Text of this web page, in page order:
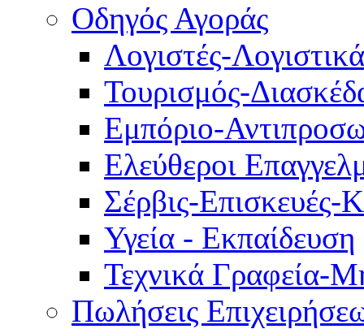
Οδηγός Αγοράς
Λογιστές-
Τουρισμός-
Εμπόριο-
Ελεύθεροι
Σέρβις-Επισκευές-
Υγεία - Εκπαίδευση
Τεχνικά Γραφεία-
Πωλήσεις